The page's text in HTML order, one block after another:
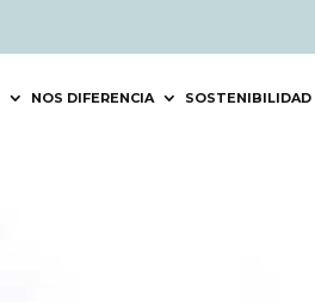
NOS DIFERENCIA SOSTENIBILIDAD